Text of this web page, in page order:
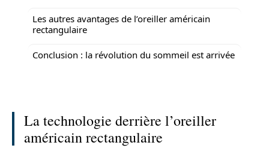
Les autres avantages de l’oreiller américain
rectangulaire
Conclusion : la révolution du sommeil est arrivée
La technologie derrière l’oreiller
américain rectangulaire